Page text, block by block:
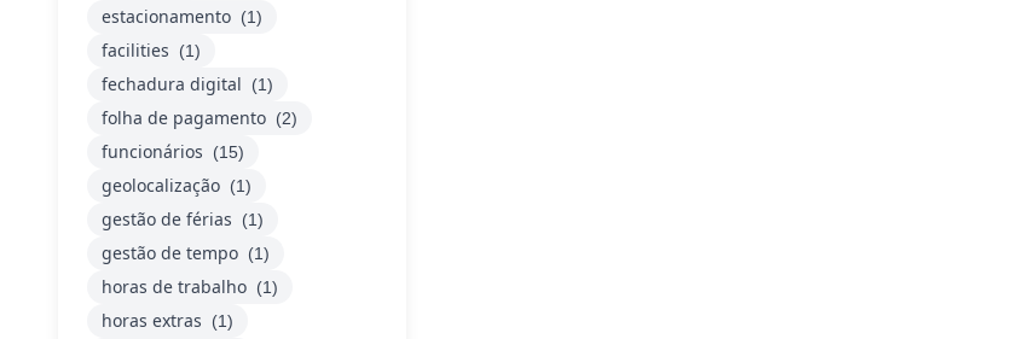
estacionamento (1)
facilities (1)
fechadura digital (1)
folha de pagamento (2)
funcionários (15)
geolocalização (1)
gestão de férias (1)
gestão de tempo (1)
horas de trabalho (1)
horas extras (1)